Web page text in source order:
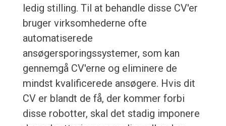
ledig stilling. Til at behandle disse CV'er
bruger virksomhederne ofte
automatiserede
ansøgersporingssystemer, som kan
gennemgå CV'erne og eliminere de
mindst kvalificerede ansøgere. Hvis dit
CV er blandt de få, der kommer forbi
disse robotter, skal det stadig imponere